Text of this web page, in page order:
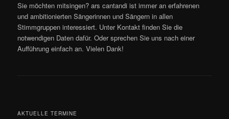
Sie möchten mitsingen? ars cantandi ist immer an erfahrenen
und ambitionierten Sängerinnen und Sängern in allen
Stimmgruppen interessiert. Unter Kontakt finden Sie die
notwendigen Daten dafür. Oder sprechen Sie uns nach einer
Aufführung einfach an. Vielen Dank!
AKTUELLE TERMINE